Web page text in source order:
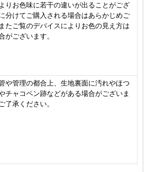
りお色味に若干の違いが出ることがござ
分けてご購入される場合はあらかじめご
たご覧のデバイスによりお色の見え方は
がございます。
や管理の都合上、生地裏面に汚れやほつ
チャコペン跡などがある場合がございま
了承ください。